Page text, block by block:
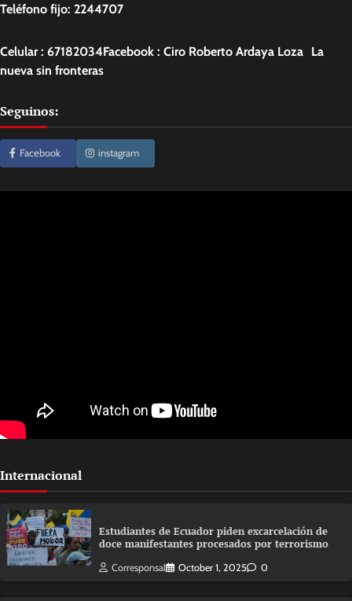
Teléfono fijo: 2244707
Celular : 67182034Facebook : Ciro Roberto Ardaya Loza La
nueva sin fronteras
Seguinos:
Facebook instagram
Internacional
Estudiantes de Ecuador piden excarcelación de
doce manifestantes procesados por terrorismo
Corresponsal October 1, 2025 0